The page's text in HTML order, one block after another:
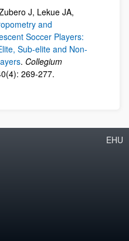
J, Lekue JA,
and
Soccer Players:
Sub-elite and Non-
. Collegium
269-277.
EHU